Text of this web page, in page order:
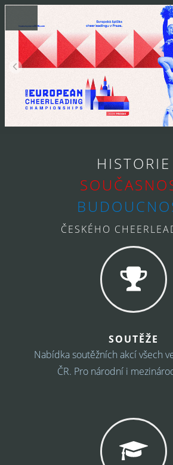
HISTORIE
ČESKÉHO
SOUTĚŽE
Nabídka soutěžních akcí všech
ČR. Pro národní i